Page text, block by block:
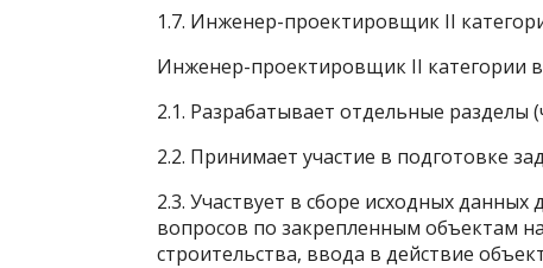
1.7. Инженер-проектировщик II
Инженер-проектировщик II категории
2.1. Разрабатывает отдельные разделы
2.2. Принимает участие в подготовке
2.3. Участвует в сборе исходных
вопросов по закрепленным объектам
строительства, ввода в действие